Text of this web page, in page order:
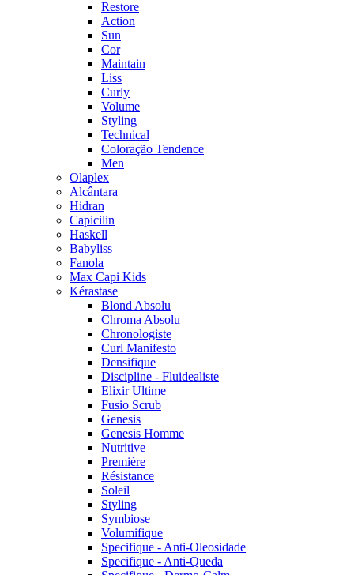
Restore
Action
Sun
Cor
Maintain
Liss
Curly
Volume
Styling
Technical
Coloração Tendence
Men
Olaplex
Alcântara
Hidran
Capicilin
Haskell
Babyliss
Fanola
Max Capi Kids
Kérastase
Blond Absolu
Chroma Absolu
Chronologiste
Curl Manifesto
Densifique
Discipline - Fluidealiste
Elixir Ultime
Fusio Scrub
Genesis
Genesis Homme
Nutritive
Première
Résistance
Soleil
Styling
Symbiose
Volumifique
Specifique - Anti-Oleosidade
Specifique - Anti-Queda